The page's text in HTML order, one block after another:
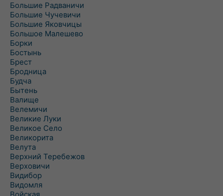
Большие Радваничи
Большие Чучевичи
Большие Яковчицы
Большое Малешево
Борки
Бостынь
Брест
Бродница
Будча
Бытень
Валище
Велемичи
Великие Луки
Великое Село
Великорита
Велута
Верхний Теребежов
Верховичи
Видибор
Видомля